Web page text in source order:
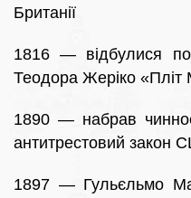
Британії
1816 — відбулися
Теодора Жеріко «Пліт
1890 — набрав
антитрестовий закон
1897 — Гульєльмо